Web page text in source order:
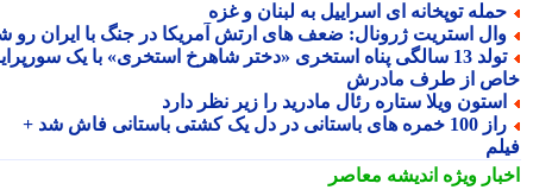
توپخانه ای اسراییل به لبنان و غزه
استریت ژرونال: ضعف های ارتش آمریکا در جنگ با ایران رو شد
تولد 13 سالگی پناه استخری «دختر شاهرخ استخری» با یک سورپرایز
از طرف مادرش
ویلا ستاره رئال مادرید را زیر نظر دارد
راز 100 خمره های باستانی در دل یک کشتی باستانی فاش شد +
ویژهاندیشه معاصر